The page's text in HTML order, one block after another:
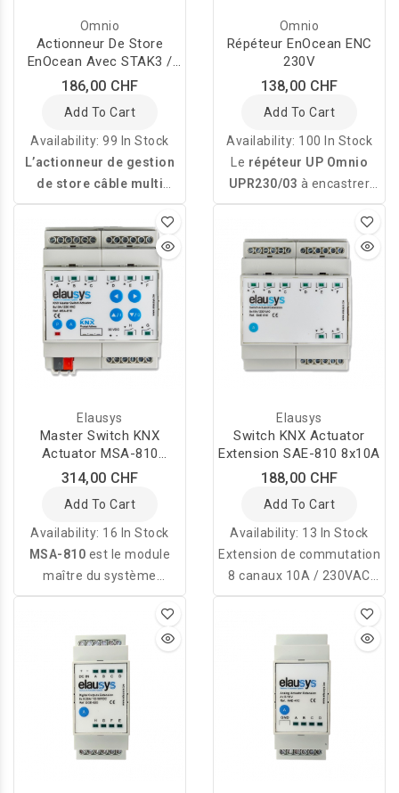
Omnio
Actionneur De Store
EnOcean Avec STAK3 /
STAS3
186,00 CHF
Add To Cart
Availability:99 In Stock
L’actionneur de gestion
de store câble multi
Omnio 1 canal KXJ230/12
permet de commander
des moteurs tubulaires
230 VAC pour stores,
pares-soleil, persiennes ou
portes de garage.
Omnio
Répéteur EnOcean ENC
230V
138,00 CHF
Add To Cart
Availability: 100 In Stock
Le répéteur UP Omnio
UPR230/03 à encastrer
sert à amplifier les
télégrammes radio entre
les émetteurs et les
récepteurs radio Omnio.
Elausys
Master Switch KNX
Actuator MSA-810
8x10A/230V
314,00 CHF
Add To Cart
Availability: 16 In Stock
MSA-810 est le module
maître du système
d'actionneur universel
Elausys
Switch KNX Actuator
Extension SAE-810 8x10A
188,00 CHF
Add To Cart
Availability: 13 In Stock
Extension de commutation
8 canaux 10A / 230VAC
pour le système
d'actionneur universel.